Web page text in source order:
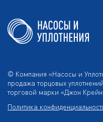
© Компания «Насосы и
продажа торцовых
торговой марки «Джон
Политика